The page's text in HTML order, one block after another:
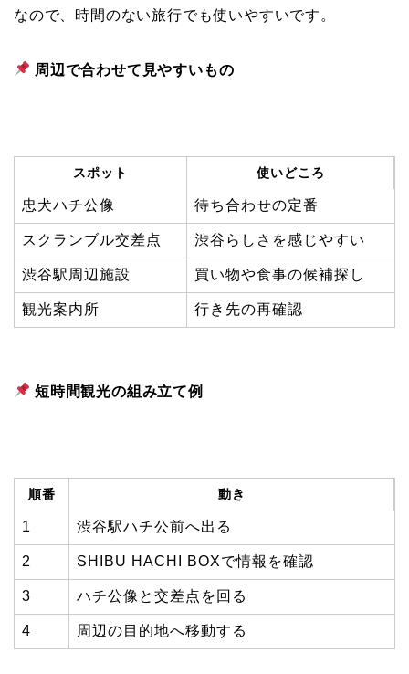
なので、時間のない旅行でも使いやすいです。
周辺で合わせて見やすいもの
スポット 使いどころ
忠犬ハチ公像 待ち合わせの定番
スクランブル交差点 渋谷らしさを感じやすい
渋谷駅周辺施設 買い物や食事の候補探し
観光案内所 行き先の再確認
短時間観光の組み立て例
順番 動き
1 渋谷駅ハチ公前へ出る
2 SHIBU HACHI BOXで情報を確認
3 ハチ公像と交差点を回る
4 周辺の目的地へ移動する